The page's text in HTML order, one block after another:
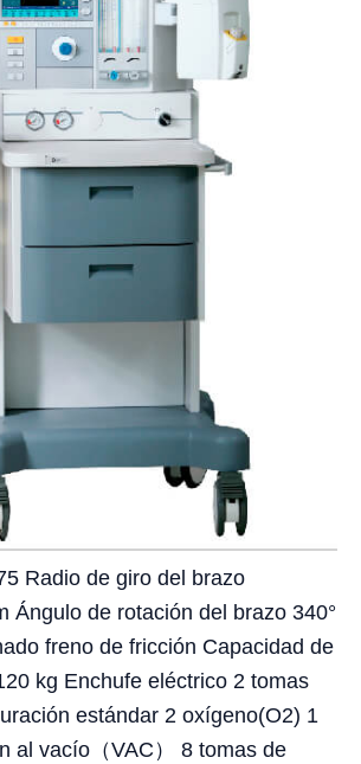
Radio de giro del brazo
Ángulo de rotación del brazo 340°
freno de fricción Capacidad de
kg Enchufe eléctrico 2 tomas
estándar 2 oxígeno(O2) 1
al vacío（VAC） 8 tomas de